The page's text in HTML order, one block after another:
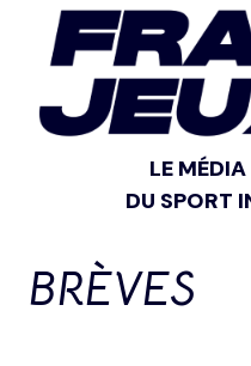
LE
DU SPORT
BRÈVES